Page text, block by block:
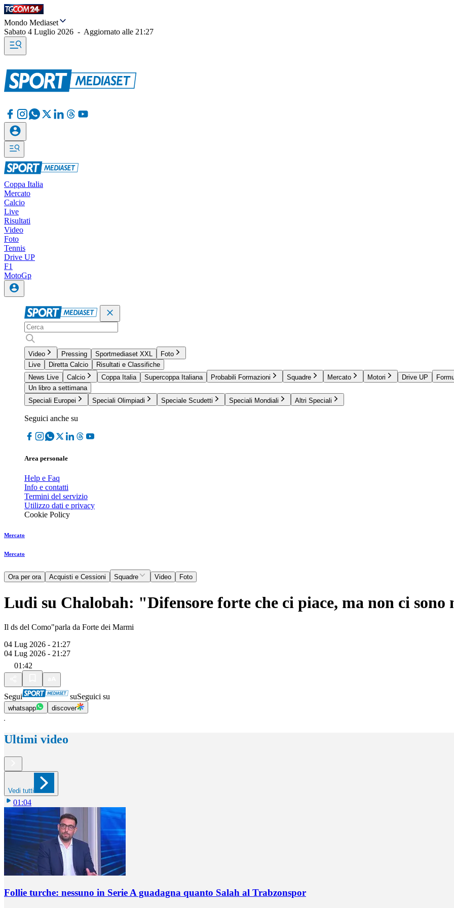
Mondo Mediaset
Sabato 4 Luglio 2026 - Aggiornato alle 21:27
Coppa Italia
Mercato
Calcio
Live
Risultati
Video
Foto
Tennis
Drive UP
F1
MotoGp
Video Pressing Sportmediaset XXL
Foto
Live
Diretta Calcio
Risultati e Classifiche
News Live
Calcio Coppa Italia Supercoppa Italiana Probabili Formazioni Squadre Mercato Motori Drive UP
Un libro a settimana
Speciali Europei
Speciali Olimpiadi Speciale Scudetti Speciali Mondiali Altri Speciali
Seguici anche su
Area personale
Help e Faq
Info e contatti
Termini del servizio
Utilizzo dati e privacy
Cookie Policy
Mercato
Mercato
Ora per ora Acquisti e Cessioni Squadre Video Foto
Ludi su Chalobah: "Difensore forte che ci piace, ma non ci sono
Il ds del Como"parla da Forte dei Marmi
04 Lug 2026 - 21:27
04 Lug 2026 - 21:27
01:42
Segui suSeguici su
whatsapp discover
Ultimi video
Vedi tutti
01:04
Follie turche: nessuno in Serie A guadagna quanto Salah al Trabzonspor